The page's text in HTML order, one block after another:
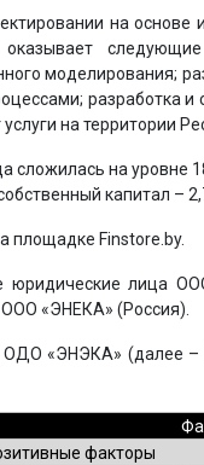
на основе
моделирования;
разработка
на территории
сложилась на уровне
капитал –
площадке Finstore.by.
лица
«ЭНЕКА» (Россия).
ОДО «ЭНЭКА» (далее
факторы